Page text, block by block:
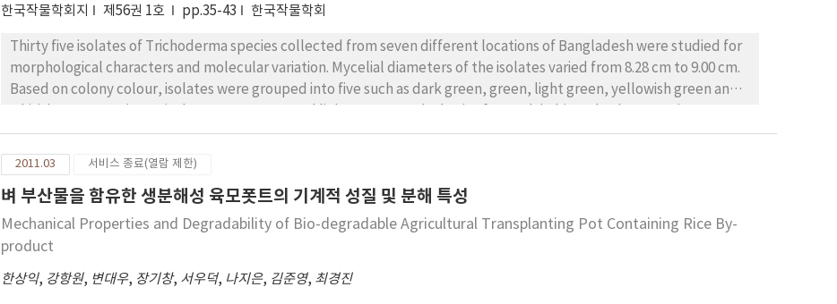
한국작물학회지 제56권 1호 pp.35-43 한국작물학회
Thirty five isolates of Trichoderma species collected from seven different locations of Bangladesh were studied for
morphological characters and molecular variation. Mycelial diameters of the isolates varied from 8.28 cm to 9.00 cm.
Based on colony colour, isolates were grouped into five such as dark green, green, light green, yellowish green and
the isolates were categorized into three groups, in which most species had fast growth and were compact in
appearance. PCR-based Random Amplified Polymorphic DNA (RAPD) technique employing 3 decamer primers
produced 36 scorable bands of which all (100%) were polymorphic. The co-efficient of gene differentiation (Gst) was
1.0000 reflecting the existence of high level of genetic diversity among the isolates. The Unweighted Pair Group
Method of Arithmetic Means (UPGMA) dendrogram constructed from Nei's (1972) genetic distance produced 2 main
clusters (13 isolates in cluster 1 and 22 isolates in cluster 2). The result indicating their genetic diversity has opened
decomposition of municipality waste.
2011.03 서비스 종료(열람 제한)
벼 부산물을 함유한 생분해성 육모폿트의 기계적 성질 및 분해 특성
Mechanical Properties and Degradability of Bio-degradable Agricultural Transplanting Pot Containing Rice By-
product
한상익, 강항원, 변대우, 장기창, 서우덕, 나지은, 김준영, 최경진